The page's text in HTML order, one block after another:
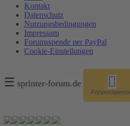
Kontakt
Datenschutz
Nutzungsbedingungen
Impressum
Forumsspende per PayPal
Cookie-Einstellungen
☰ sprinter-forum.de